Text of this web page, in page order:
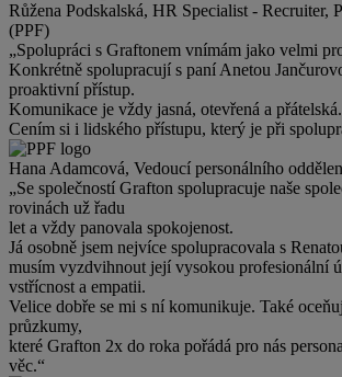
Růžena Podskalská, HR Specialist - Recruiter,
(PPF)
„Spolupráci s Graftonem vnímám jako velmi
Konkrétně spolupracují s paní Anetou
proaktivní přístup.
Komunikace je vždy jasná, otevřená a přátelská.
Cením si i lidského přístupu, který je při
Hana Adamcová, Vedoucí personálního
„Se společností Grafton spolupracuje naše
rovinách už řadu
let a vždy panovala spokojenost.
Já osobně jsem nejvíce spolupracovala s
musím vyzdvihnout její vysokou profesionální
vstřícnost a empatii.
Velice dobře se mi s ní komunikuje. Také
průzkumy,
které Grafton 2x do roka pořádá pro nás
věc.“